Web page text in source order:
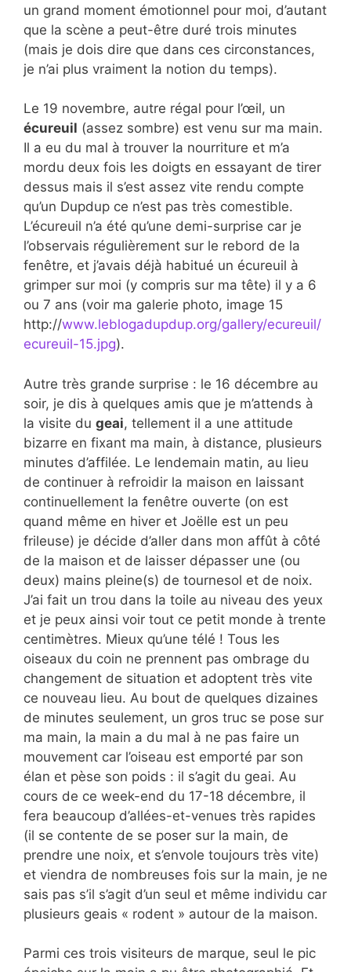
un grand moment émotionnel pour moi, d’autant
que la scène a peut-être duré trois minutes
(mais je dois dire que dans ces circonstances,
je n’ai plus vraiment la notion du temps).
Le 19 novembre, autre régal pour l’œil, un
écureuil (assez sombre) est venu sur ma main.
Il a eu du mal à trouver la nourriture et m’a
mordu deux fois les doigts en essayant de tirer
dessus mais il s’est assez vite rendu compte
qu’un Dupdup ce n’est pas très comestible.
L’écureuil n’a été qu’une demi-surprise car je
l’observais régulièrement sur le rebord de la
fenêtre, et j’avais déjà habitué un écureuil à
grimper sur moi (y compris sur ma tête) il y a 6
ou 7 ans (voir ma galerie photo, image 15
http://www.leblogadupdup.org/gallery/ecureuil/
ecureuil-15.jpg).
Autre très grande surprise : le 16 décembre au
soir, je dis à quelques amis que je m’attends à
la visite du geai, tellement il a une attitude
bizarre en fixant ma main, à distance, plusieurs
minutes d’affilée. Le lendemain matin, au lieu
de continuer à refroidir la maison en laissant
continuellement la fenêtre ouverte (on est
quand même en hiver et Joëlle est un peu
frileuse) je décide d’aller dans mon affût à côté
de la maison et de laisser dépasser une (ou
deux) mains pleine(s) de tournesol et de noix.
J’ai fait un trou dans la toile au niveau des yeux
et je peux ainsi voir tout ce petit monde à trente
centimètres. Mieux qu’une télé ! Tous les
oiseaux du coin ne prennent pas ombrage du
changement de situation et adoptent très vite
ce nouveau lieu. Au bout de quelques dizaines
de minutes seulement, un gros truc se pose sur
ma main, la main a du mal à ne pas faire un
mouvement car l’oiseau est emporté par son
élan et pèse son poids : il s’agit du geai. Au
cours de ce week-end du 17-18 décembre, il
fera beaucoup d’allées-et-venues très rapides
(il se contente de se poser sur la main, de
prendre une noix, et s’envole toujours très vite)
et viendra de nombreuses fois sur la main, je ne
sais pas s’il s’agit d’un seul et même individu car
plusieurs geais « rodent » autour de la maison.
Parmi ces trois visiteurs de marque, seul le pic